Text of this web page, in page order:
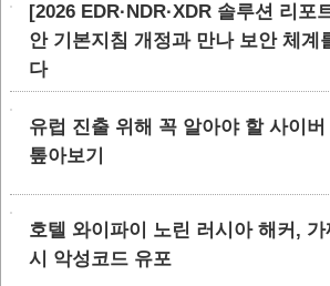
[2026 EDR·NDR·XDR 솔루션 리포
안 기본지침 개정과 만나 보안 체계
다
유럽 진출 위해 꼭 알아야 할 사이버
톺아보기
호텔 와이파이 노린 러시아 해커,
시 악성코드 유포